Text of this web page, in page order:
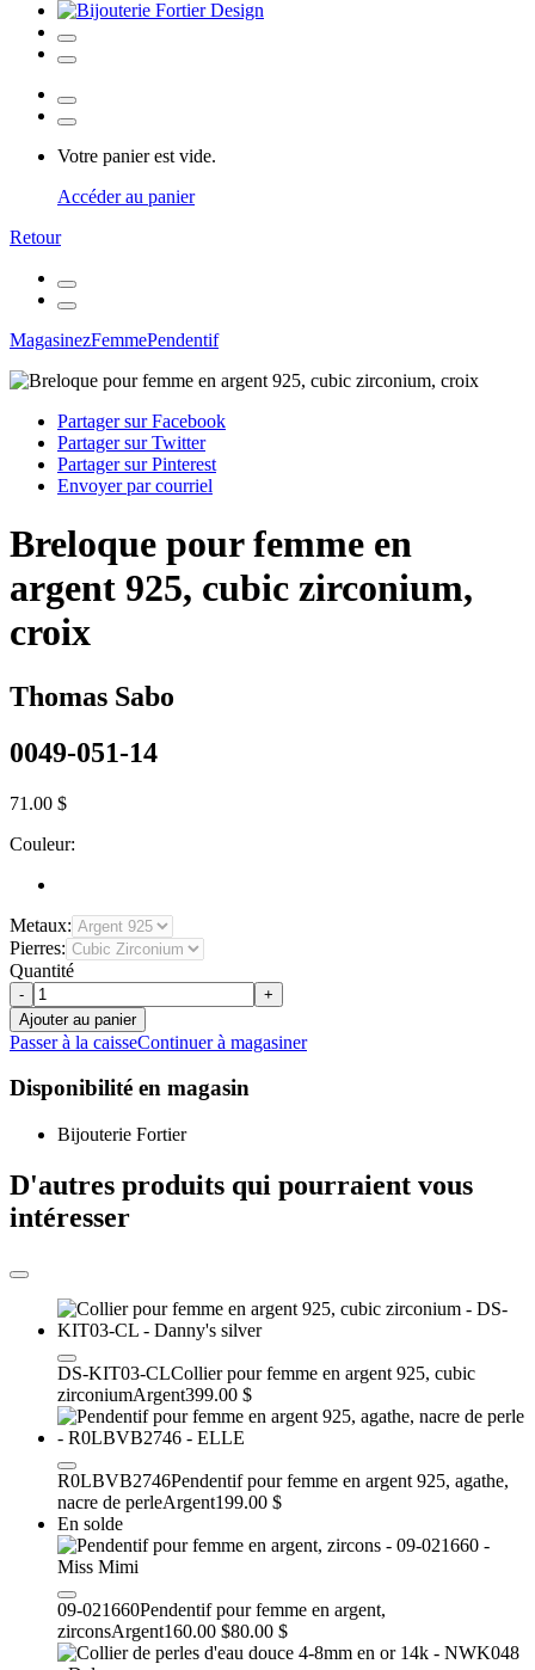
Votre panier est vide.
Accéder au panier
Retour
MagasinezFemmePendentif
Partager sur Facebook
Partager sur Twitter
Partager sur Pinterest
Envoyer par courriel
Breloque pour femme en
argent 925, cubic zirconium,
croix
Thomas Sabo
0049-051-14
71.00 $
Couleur:
Metaux:
Pierres:
Quantité
-
+
Ajouter au panier
Passer à la caisseContinuer à magasiner
Disponibilité en magasin
Bijouterie Fortier
D'autres produits qui pourraient vous
intéresser
DS-KIT03-CLCollier pour femme en argent 925, cubic
zirconiumArgent399.00 $
R0LBVB2746Pendentif pour femme en argent 925, agathe,
nacre de perleArgent199.00 $
En solde
09-021660Pendentif pour femme en argent,
zirconsArgent160.00 $80.00 $